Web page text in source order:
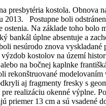
presbytéria kostola. Obnova
2013. Postupne boli
Na základe toho bolo
bankál úplne absentuje a
nesúrodo znova vyskladané
kostolov na území
na bočnej kaplnke
rekonštruované modelovaním
aj fragmenty fresky s
realizáciu okenné výplne.
priemer 13 cm a sú vsadené